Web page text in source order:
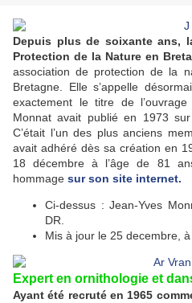
Depuis plus de soixante ans,
Protection de la Nature en
association de protection de la
Bretagne. Elle s’appelle
exactement le titre de
Monnat avait publié en 1973
C’était l’un des plus anciens
avait adhéré dès sa création en
18 décembre à l’âge de 81
hommage sur son site internet.
Ci-dessus : Jean-Yves
DR.
Mis à jour le 25 decembre,
Expert en ornithologie et
Ayant été recruté en 1965